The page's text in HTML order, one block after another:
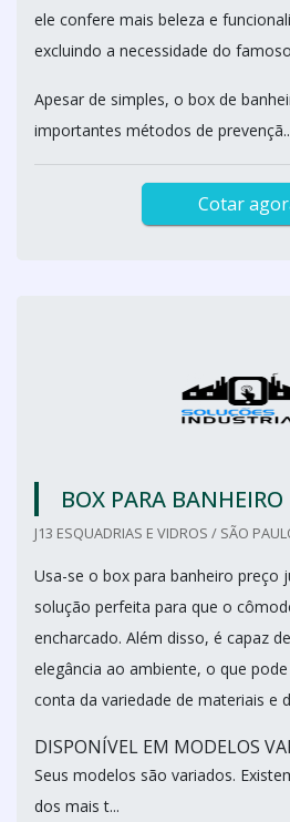
ele confere mais beleza e
excluindo a necessidade do
Apesar de simples, o box de
importantes métodos de
Cotar
BOX PARA BANHEIRO
J13 ESQUADRIAS E VIDROS / SÃO
Usa-se o box para banheiro preço
solução perfeita para que o
encharcado. Além disso, é capaz
elegância ao ambiente, o que
conta da variedade de materiais e
DISPONÍVEL EM MODELOS
Seus modelos são variados.
dos mais t...